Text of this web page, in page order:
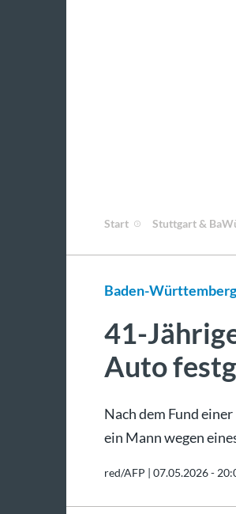
Start Stuttgart &
Baden-Württemberg
41-
Auto
Nach dem Fund
ein Mann wegen
red/AFP | 07.05.2026 -